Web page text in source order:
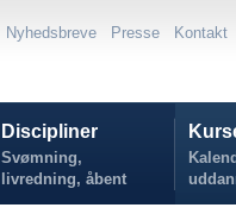
Nyhedsbreve Presse Kontakt
Discipliner
Svømning,
livredning, åbent
vand...